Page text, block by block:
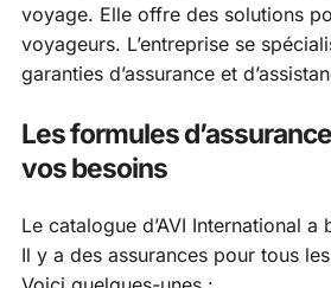
voyage. Elle offre des solutions
voyageurs. L’entreprise se
garanties d’assurance et
Les formules
vos besoins
Le catalogue d’AVI International
Il y a des assurances pour tous